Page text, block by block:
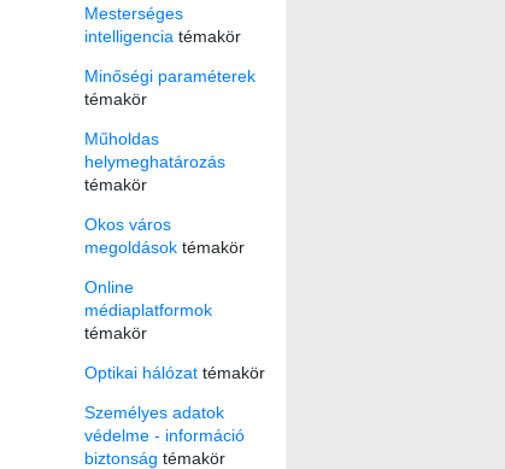
Mesterséges
intelligencia témakör
Minőségi paraméterek
témakör
Műholdas
helymeghatározás
témakör
Okos város
megoldásoktémakör
Online
médiaplatformok
témakör
Optikai hálózattémakör
Személyes adatok
védelme - információ
biztonság témakör